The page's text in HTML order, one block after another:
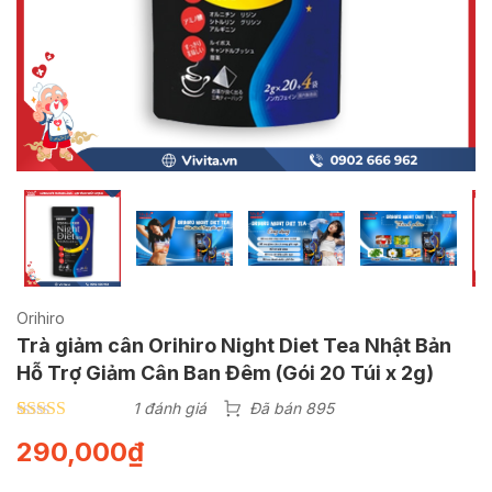
Orihiro
Trà giảm cân Orihiro Night Diet Tea Nhật Bản
Hỗ Trợ Giảm Cân Ban Đêm (Gói 20 Túi x 2g)
dựa trên
đánh giá
1 đánh giá Đã bán 895
290,000₫